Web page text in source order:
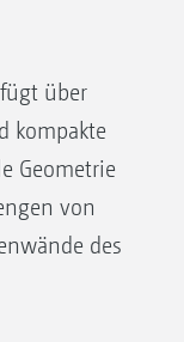
über
kompakte
Geometrie
von
des
mit